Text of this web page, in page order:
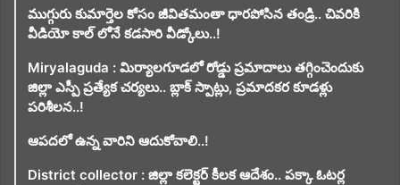
ముగ్గురు కుమార్తెల కోసం జీవితమంతా ధారపోసిన తండ్రి.. చివరికి
వీడియో కాల్ లోనే కడసారి వీడ్కోలు..!
Miryalaguda : మిర్యాలగూడలో రోడ్డు ప్రమాదాలు తగ్గించెందుకు
జిల్లా ఎస్పీ ప్రత్యేక చర్యలు.. బ్లాక్ స్పాట్లు, ప్రమాదకర కూడళ్లు
పరిశీలన..!
ఆపదలో ఉన్న వారిని ఆదుకోవాలి..!
District collector : జిల్లా కలెక్టర్ కీలక ఆదేశం.. పక్కా ఓటర్ల